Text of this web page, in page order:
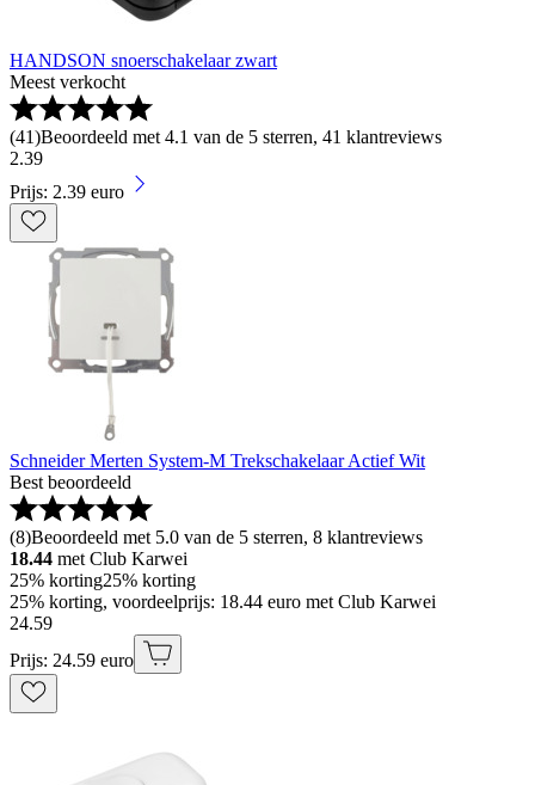
HANDSON snoerschakelaar zwart
Meest verkocht
(41)Beoordeeld met 4.1 van de 5 sterren, 41 klantreviews
2.39
Prijs: 2.39 euro
Schneider Merten System-M Trekschakelaar Actief Wit
Best beoordeeld
(8)Beoordeeld met 5.0 van de 5 sterren, 8 klantreviews
18.44 met Club Karwei
25% korting25% korting
25% korting, voordeelprijs: 18.44 euro met Club Karwei
24.59
Prijs: 24.59 euro